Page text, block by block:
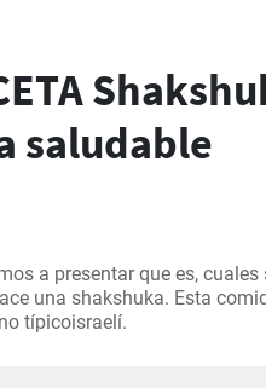
saludable
a presentar que es,
una shakshuka. Esta
típicoisraelí.